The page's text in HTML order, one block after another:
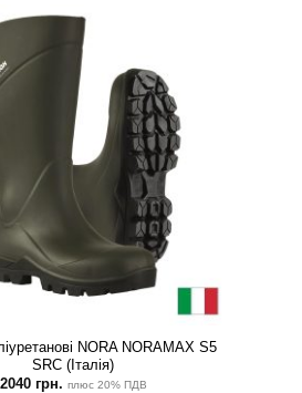
NORA NORAMAX S5
SRC (Італія)
2040 грн. плюс 20% ПДВ